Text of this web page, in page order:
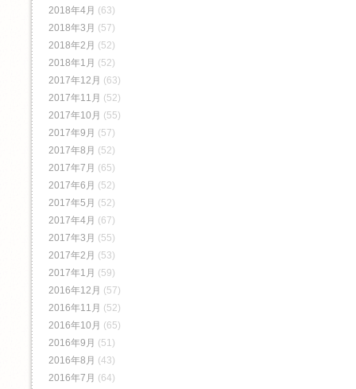
2018年4月 (63)
2018年3月 (57)
2018年2月 (52)
2018年1月 (52)
2017年12月 (63)
2017年11月 (52)
2017年10月 (55)
2017年9月 (57)
2017年8月 (52)
2017年7月 (65)
2017年6月 (52)
2017年5月 (52)
2017年4月 (67)
2017年3月 (55)
2017年2月 (53)
2017年1月 (59)
2016年12月 (57)
2016年11月 (52)
2016年10月 (65)
2016年9月 (51)
2016年8月 (43)
2016年7月 (64)